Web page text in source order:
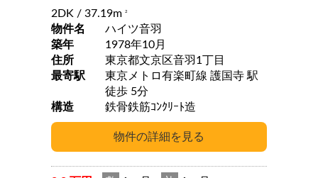
2DK / 37.19m 2
物件名
ハイツ音羽
築年
1978年10月
住所
東京都文京区音羽1丁目
最寄駅
東京メトロ有楽町線 護国寺 駅
徒歩 5分
構造
鉄骨鉄筋ｺﾝｸﾘｰﾄ造